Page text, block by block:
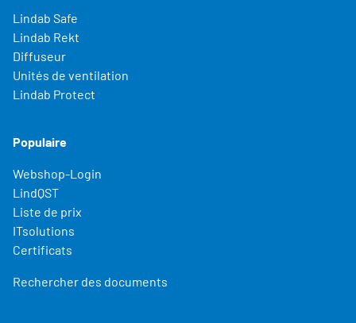
Lindab Safe
Lindab Rekt
Diffuseur
Unités de ventilation
Lindab Protect
Populaire
Webshop-Login
LindQST
Liste de prix
ITsolutions
Certificats
Rechercher des documents